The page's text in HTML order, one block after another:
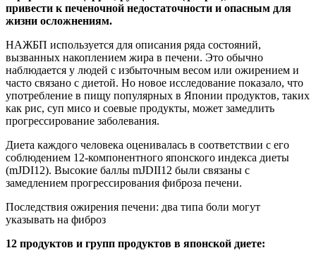
привести к печеночной недостаточности и опасным для
жизни осложнениям.
НАЖБП используется для описания ряда состояний,
вызванных накоплением жира в печени. Это обычно
наблюдается у людей с избыточным весом или ожирением и
часто связано с диетой. Но новое исследование показало, что
употребление в пищу популярных в Японии продуктов, таких
как рис, суп мисо и соевые продукты, может замедлить
прогрессирование заболевания.
Диета каждого человека оценивалась в соответствии с его
соблюдением 12-компонентного японского индекса диеты
(mJDI12). Высокие баллы mJDII12 были связаны с
замедлением прогрессирования фиброза печени.
Последствия ожирения печени: два типа боли могут
указывать на фиброз
12 продуктов и групп продуктов в японской диете: